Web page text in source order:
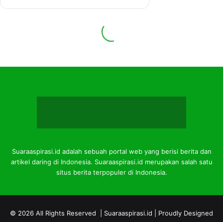
Suaraaspirasi.id adalah sebuah portal web yang berisi berita dan
artikel daring di Indonesia. Suaraaspirasi.id merupakan salah satu
situs berita terpopuler di Indonesia.
© 2026 All Rights Reserved | Suaraaspirasi.id | Proudly Designed